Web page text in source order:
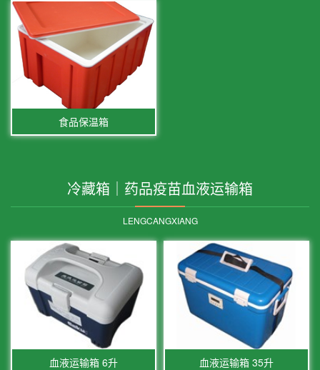
食品保温箱
冷藏箱｜药品疫苗血液运输箱
LENGCANGXIANG
血液运输箱 6升 血液运输箱 35升